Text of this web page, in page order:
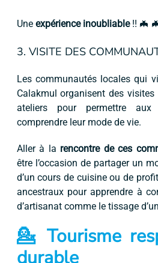
Une expérience inoubliable!! 🦇
3. VISITE DES
Les communautés locales qui
Calakmul organisent des
ateliers pour permettre
comprendre leur mode de vie.
Aller à la rencontre de ces
être l’occasion de partager un
d’un cours de cuisine ou de
ancestraux pour apprendre à
d’artisanat comme le tissage
💁 Tourisme
durable